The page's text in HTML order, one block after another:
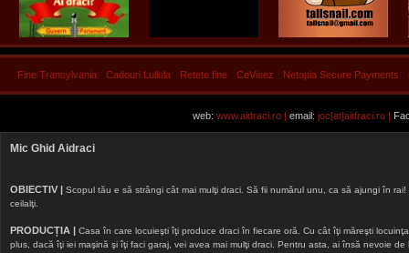
Fine Transylvania Cadouri Lullula Retete fine CeVisez Netopia Secure Payments
web: www.aidraci.ro | email: joc[at]aidraci.ro |
Mic Ghid Aidraci
OBIECTIV | Scopul tău e să strângi cât mai mulţi draci. Să fii numărul unu, ca să ajungi în
ceilalţi.
PRODUCȚIA | Casa în care locuieşti îţi produce draci în fiecare oră. Cu cât îţi măreşti
plus, dacă îţi iei maşină şi îţi faci garaj, vei avea mai mulţi draci. Pentru asta, ai însă nevoie